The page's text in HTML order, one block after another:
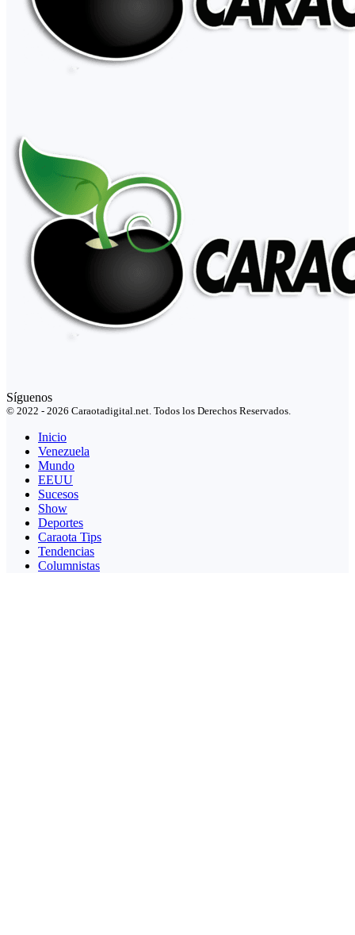
Síguenos
© 2022 - 2026 Caraotadigital.net. Todos los Derechos Reservados.
Inicio
Venezuela
Mundo
EEUU
Sucesos
Show
Deportes
Caraota Tips
Tendencias
Columnistas